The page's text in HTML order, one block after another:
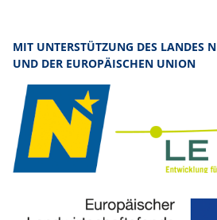
MIT UNTERSTÜTZUNG DES LANDES
UND DER EUROPÄISCHEN UNION